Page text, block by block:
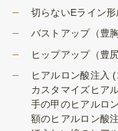
切らないEライン形
バストアップ（豊胸
ヒップアップ（豊尻
ヒアルロン酸注入
カスタマイズヒア
手の甲のヒアルロ
額のヒアルロン酸